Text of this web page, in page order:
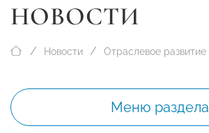
НОВОСТИ
Новости Отраслевое развитие
Меню раздела